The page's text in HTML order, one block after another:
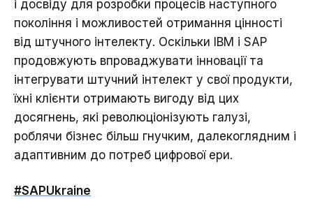
і досвіду для розробки процесів наступного
покоління і можливостей отримання цінності
від штучного інтелекту. Оскільки IBM і SAP
продовжують впроваджувати інновації та
інтегрувати штучний інтелект у свої продукти,
їхні клієнти отримають вигоду від цих
досягнень, які революціонізують галузі,
роблячи бізнес більш гнучким, далекоглядним і
адаптивним до потреб цифрової ери.
#SAPUkraine